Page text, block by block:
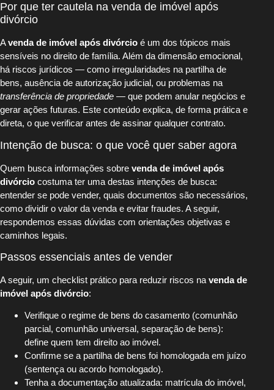
Por que ter cautela na venda de imóvel após
divórcio
Avenda de imóvel após divórcio é um dos tópicos mais
sensíveis no direito de família. Além da dimensão emocional,
há riscos jurídicos — como irregularidades na partilha de
bens, ausência de autorização judicial, ou problemas na
transferência de propriedade — que podem anular negócios e
gerar ações futuras. Este conteúdo explica, de forma prática e
direta, o que verificar antes de assinar qualquer contrato.
Intenção de busca: o que você quer saber agora
Quem busca informações sobre venda de imóvel após
divórcio costuma ter uma destas intenções de busca:
entender se pode vender, quais documentos são necessários,
como dividir o valor da venda e evitar fraudes. A seguir,
respondemos essas dúvidas com orientações objetivas e
caminhos legais.
Passos essenciais antes de vender
A seguir, um checklist prático para reduzir riscos na venda de
imóvel após divórcio:
Verifique o regime de bens do casamento (comunhão
parcial, comunhão universal, separação de bens):
define quem tem direito ao imóvel.
Confirme se a partilha de bens foi homologada em juízo
(sentença ou acordo homologado).
Tenha a documentação atualizada: matrícula do imóvel,